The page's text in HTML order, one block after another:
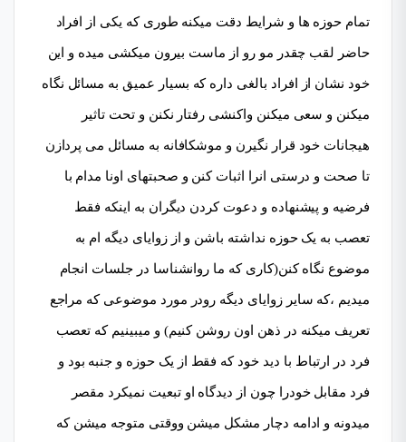
تمام حوزه ها و شرایط دقت میکنه طوری که یکی از افراد
حاضر لقب چقدر مو رو از ماست بیرون میکشی میده و این
خود نشان از افراد بالغی داره که بسیار عمیق به مسائل نگاه
میکنن و سعی میکنن واکنشی رفتار نکنن و تحت تاثیر
هیجانات خود قرار نگیرن و موشکافانه به مسائل می پردازن
تا صحت و درستی انرا اثبات کنن و صحبتهای اونا مدام با
فرضیه و پیشنهاده و دعوت کردن دیگران به اینکه فقط
تعصب به یک حوزه نداشته باشن و از زوایای دیگه ام به
موضوع نگاه کنن(کاری که ما روانشناسا در جلسات انجام
میدیم ،که سایر زوایای دیگه رودر مورد موضوعی که مراجع
تعریف میکنه در ذهن اون روشن کنیم) و میبینیم که تعصب
فرد در ارتباط با دید خود که فقط از یک حوزه و جنبه بود و
فرد مقابل خودرا چون از دیدگاه او تبعیت نمیکرد مقصر
میدونه و ادامه دچار مشکل میشن ووقتی متوجه میشن که